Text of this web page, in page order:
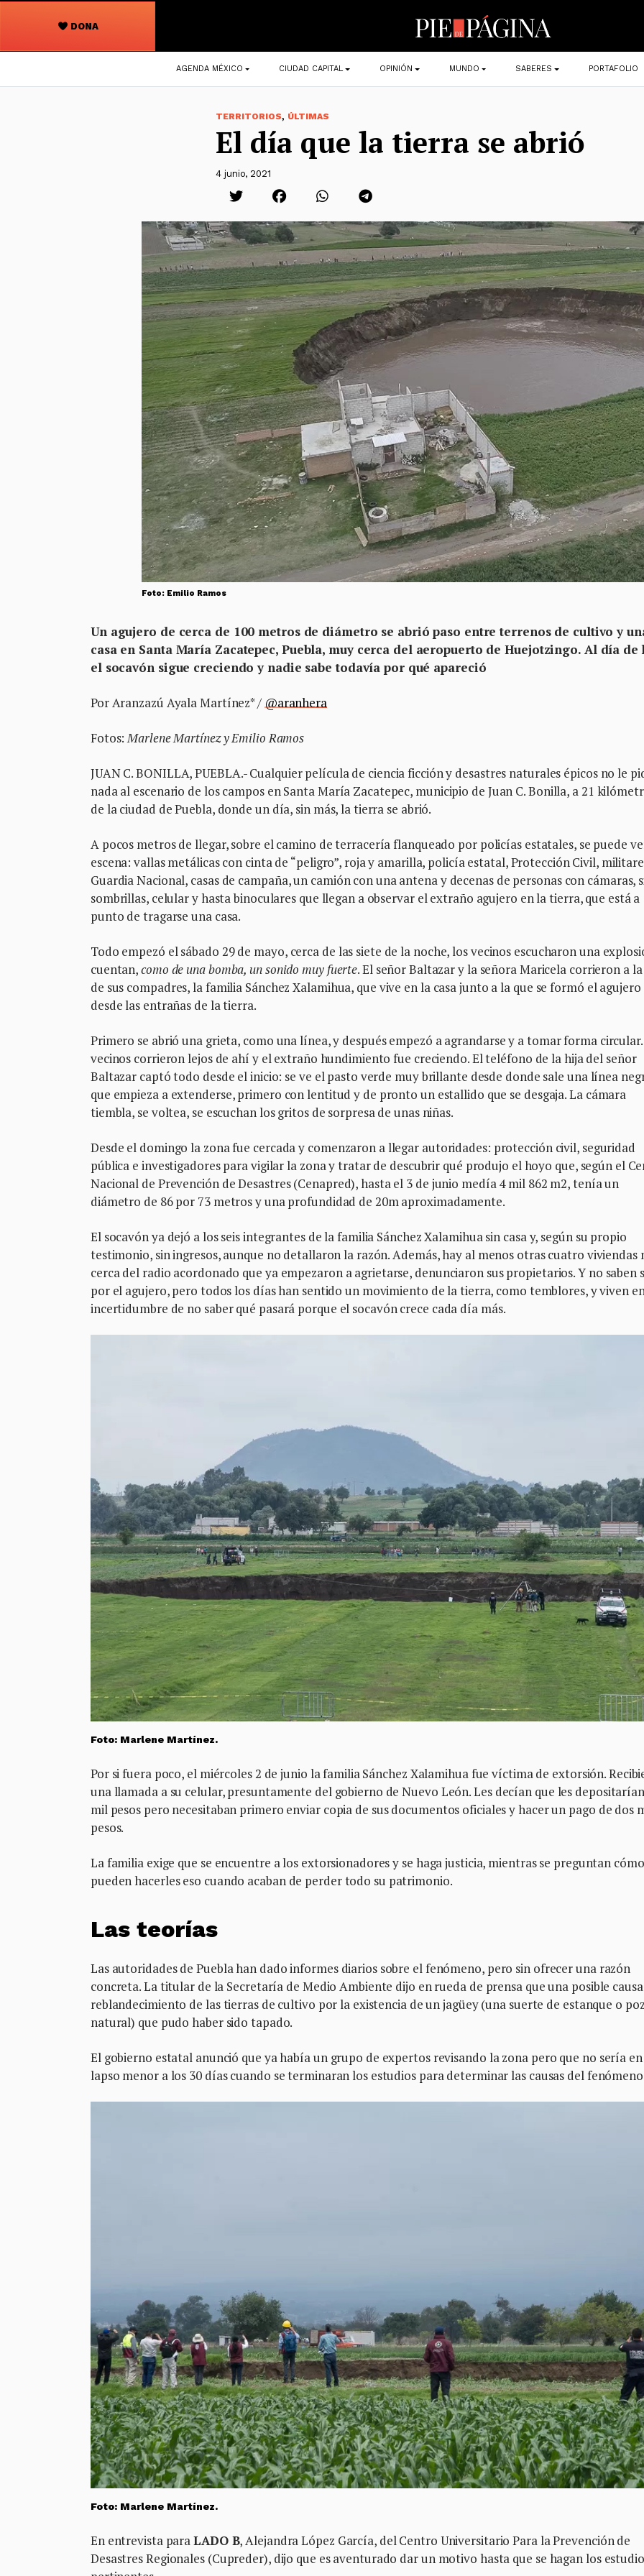
DONA
Navegación
principal
AGENDA MÉXICO CIUDAD CAPITAL OPINIÓN MUNDO SABERES PORTAFOLIO
TERRITORIOS, ÚLTIMAS
El día que la tierra se abrió
4 junio, 2021
Foto: Emilio Ramos
Un agujero de cerca de 100 metros de diámetro se abrió paso entre terrenos de cultivo y
casa en Santa María Zacatepec, Puebla, muy cerca del aeropuerto de Huejotzingo. Al día de
el socavón sigue creciendo y nadie sabe todavía por qué apareció
Por Aranzazú Ayala Martínez* /@aranhera
Fotos:Marlene Martínez y Emilio Ramos
JUAN C. BONILLA, PUEBLA.- Cualquier película de ciencia ficción y desastres naturales épicos no le
nada al escenario de los campos en Santa María Zacatepec, municipio de Juan C. Bonilla, a 21
de la ciudad de Puebla, donde un día, sin más, la tierra se abrió.
A pocos metros de llegar, sobre el camino de terracería flanqueado por policías estatales, se puede
escena: vallas metálicas con cinta de “peligro”, roja y amarilla, policía estatal, Protección Civil,
Guardia Nacional, casas de campaña, un camión con una antena y decenas de personas con cámaras,
sombrillas, celular y hasta binoculares que llegan a observar el extraño agujero en la tierra, que está a
punto de tragarse una casa.
Todo empezó el sábado 29 de mayo, cerca de las siete de la noche, los vecinos escucharon una
cuentan,como de una bomba, un sonido muy fuerte. El señor Baltazar y la señora Maricela corrieron a la
de sus compadres, la familia Sánchez Xalamihua, que vive en la casa junto a la que se formó el agujero
desde las entrañas de la tierra.
Primero se abrió una grieta, como una línea, y después empezó a agrandarse y a tomar forma
vecinos corrieron lejos de ahí y el extraño hundimiento fue creciendo. El teléfono de la hija del señor
Baltazar captó todo desde el inicio: se ve el pasto verde muy brillante desde donde sale una línea
que empieza a extenderse, primero con lentitud y de pronto un estallido que se desgaja. La cámara
tiembla, se voltea, se escuchan los gritos de sorpresa de unas niñas.
Desde el domingo la zona fue cercada y comenzaron a llegar autoridades: protección civil, seguridad
pública e investigadores para vigilar la zona y tratar de descubrir qué produjo el hoyo que, según el
Nacional de Prevención de Desastres (Cenapred), hasta el 3 de junio medía 4 mil 862 m2, tenía un
diámetro de 86 por 73 metros y una profundidad de 20m aproximadamente.
El socavón ya dejó a los seis integrantes de la familia Sánchez Xalamihua sin casa y, según su propio
testimonio, sin ingresos, aunque no detallaron la razón. Además, hay al menos otras cuatro viviendas
cerca del radio acordonado que ya empezaron a agrietarse, denunciaron sus propietarios. Y no saben
por el agujero, pero todos los días han sentido un movimiento de la tierra, como temblores, y viven
incertidumbre de no saber qué pasará porque el socavón crece cada día más.
Foto: Marlene Martínez.
Por si fuera poco, el miércoles 2 de junio la familia Sánchez Xalamihua fue víctima de extorsión.
una llamada a su celular, presuntamente del gobierno de Nuevo León. Les decían que les
mil pesos pero necesitaban primero enviar copia de sus documentos oficiales y hacer un pago de dos
pesos.
La familia exige que se encuentre a los extorsionadores y se haga justicia, mientras se preguntan cómo
pueden hacerles eso cuando acaban de perder todo su patrimonio.
Las teorías
Las autoridades de Puebla han dado informes diarios sobre el fenómeno, pero sin ofrecer una razón
concreta. La titular de la Secretaría de Medio Ambiente dijo en rueda de prensa que una posible
reblandecimiento de las tierras de cultivo por la existencia de un jagüey (una suerte de estanque o
natural) que pudo haber sido tapado.
El gobierno estatal anunció que ya había un grupo de expertos revisando la zona pero que no sería
lapso menor a los 30 días cuando se terminaran los estudios para determinar las causas del
Foto: Marlene Martínez.
En entrevista paraLADO B, Alejandra López García, del Centro Universitario Para la Prevención de
Desastres Regionales (Cupreder), dijo que es aventurado dar un motivo hasta que se hagan los